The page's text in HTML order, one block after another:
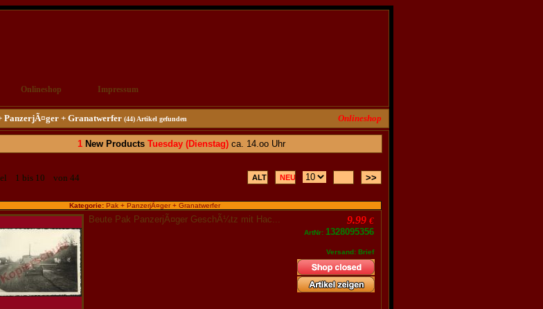
Onlineshop Impressum
PanzerjÃ¤ger + Granatwerfer (44) Artikel gefunden Onlineshop
1 New Products Tuesday (Dienstag)ca. 14.oo Uhr
1 bis 10 von 44
Kategorie: Pak + PanzerjÃ¤ger + Granatwerfer
Beute Pak PanzerjÃ¤ger GeschÃ¼tz mit Hac... 9.99 €
ArtNr: 1328095356
Versand: Brief